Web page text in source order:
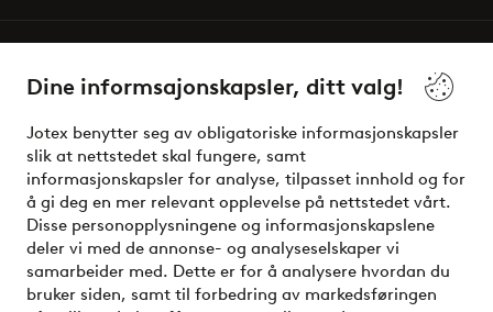
Dine informsajonskapsler, ditt valg!
Jotex benytter seg av obligatoriske informasjonskapsler
slik at nettstedet skal fungere, samt
informasjonskapsler for analyse, tilpasset innhold og for
å gi deg en mer relevant opplevelse på nettstedet vårt.
Disse personopplysningene og informasjonskapslene
deler vi med de annonse- og analyseselskaper vi
samarbeider med. Dette er for å analysere hvordan du
bruker siden, samt til forbedring av markedsføringen
Venner
Sikre betalinger - Betal direkte eller del opp
Vil du vite mer om våre betalingsalternativer?